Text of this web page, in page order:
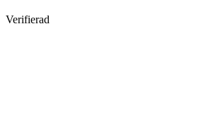
Verifierad